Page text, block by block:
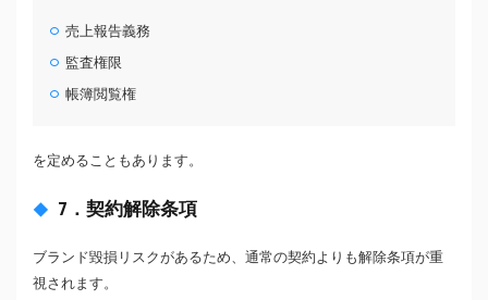
売上報告義務
監査権限
帳簿閲覧権
を定めることもあります。
7．契約解除条項
ブランド毀損リスクがあるため、通常の契約よりも解除条項が重
視されます。